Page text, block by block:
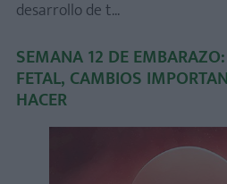
desarrollo de t...
SEMANA 12 DE
FETAL, CAMBIOS
HACER